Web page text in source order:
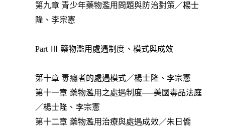
第九章 青少年藥物濫用問題與防治對策／楊士
隆、李宗憲
Part Ⅲ 藥物濫用處遇制度、模式與成效
第十章 毒癮者的處遇模式／楊士隆、李宗憲
第十一章 藥物濫用之處遇制度──美國毒品法庭
／楊士隆、李宗憲
第十二章 藥物濫用治療與處遇成效／朱日僑